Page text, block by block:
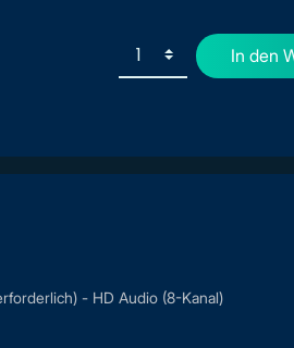
In den
- HD Audio (8-Kanal)